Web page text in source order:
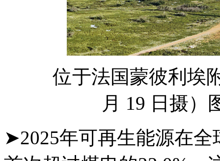
位于法国蒙彼利埃附
月 19 日摄）
➤2025年可再生能源在全